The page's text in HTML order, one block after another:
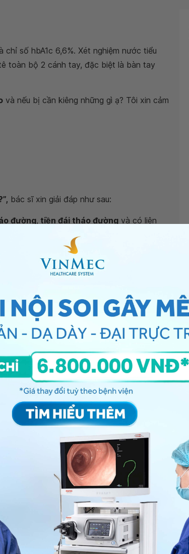
số hbA1c 6,6%. Xét nghiệm nước tiểu
toàn bộ 2 cánh tay, đặc biệt là bàn tay
và nếu bị cần kiêng những gì ạ? Tôi xin cảm
bác sĩ xin giải đáp như sau:
đường, tiền đái tháo đường và có liên
dấu hiệu bác sĩ sẽ kiểm tra khi khám
nếu cần thiết làmnghiệm pháp dung
yếu tố nguy cơ, tầm soát biến chứng
qua xét nghiệm máu, nước tiểu, soi đáy
và tư vấn điều trị. Xin cảm ơn.
, bạn có thể đến bệnh viện thuộc
nhé. Cảm ơn bạn đã tin tưởng và gửi
Thắng- Trưởng Đơn nguyên Nội trú Nội -
, đặt mua GÓI DỊCH VỤ
hoặc đặt
ứng dụng My Vinmec để quản lý, theo dõi
Chia sẻ
Tiền đái tháo đường